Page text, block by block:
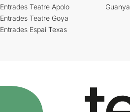
Entrades Teatre Apolo
Entrades Teatre Goya
Entrades Espai Texas